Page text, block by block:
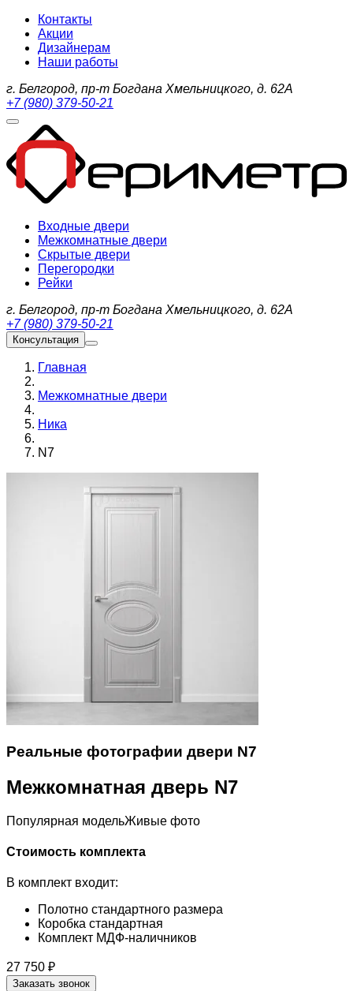
Контакты
Акции
Дизайнерам
Наши работы
г. Белгород, пр-т Богдана Хмельницкого, д. 62А
+7 (980) 379-50-21
Входные двери
Межкомнатные двери
Скрытые двери
Перегородки
Рейки
г. Белгород, пр-т Богдана Хмельницкого, д. 62А
+7 (980) 379-50-21
Консультация
Главная
Межкомнатные двери
Ника
N7
Реальные фотографии двери N7
Межкомнатная дверь N7
Популярная модельЖивые фото
Стоимость комплекта
В комплект входит:
Полотно стандартного размера
Коробка стандартная
Комплект МДФ-наличников
27 750 ₽
Заказать звонок